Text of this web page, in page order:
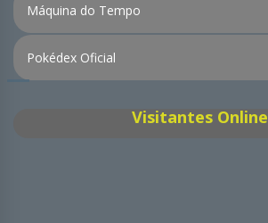
Máquina do Tempo
Pokédex Oficial
Visitantes Online